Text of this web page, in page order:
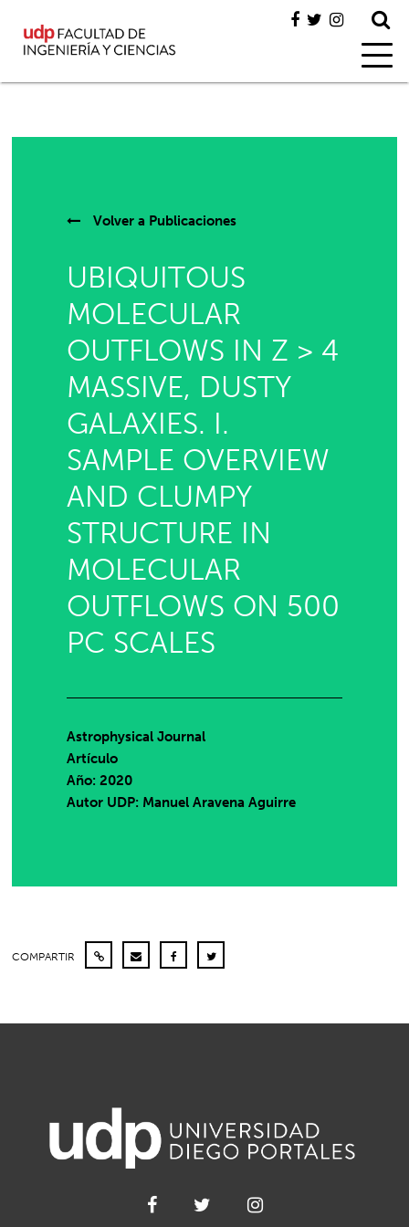
Volver a Publicaciones
UBIQUITOUS
MOLECULAR
OUTFLOWS IN Z > 4
MASSIVE, DUSTY
GALAXIES. I.
SAMPLE OVERVIEW
AND CLUMPY
STRUCTURE IN
MOLECULAR
OUTFLOWS ON 500
PC SCALES
Astrophysical Journal
Artículo
Año: 2020
Autor UDP: Manuel Aravena Aguirre
COMPARTIR